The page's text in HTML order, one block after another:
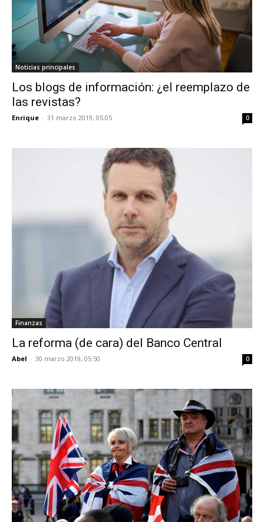
Noticias principales
Los blogs de información: ¿el reemplazo de
las revistas?
Enrique - 31 marzo 2019, 05:05 0
Finanzas
La reforma (de cara) del Banco Central
Abel - 30 marzo 2019, 05:50 0